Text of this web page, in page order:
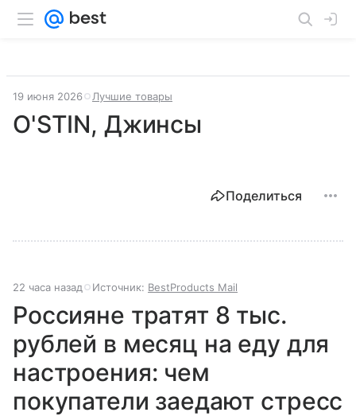
19 июня 2026 Лучшие товары
O'STIN, Джинсы
Поделиться
22 часа назад Источник: BestProducts Mail
Россияне тратят 8 тыс.
рублей в месяц на еду для
настроения: чем
покупатели заедают стресс